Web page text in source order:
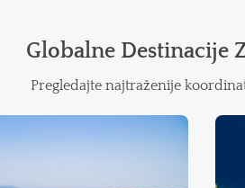
Globalne Destinacije
Pregledajte najtraženije